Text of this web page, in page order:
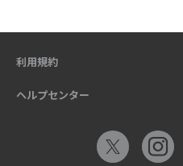
利用規約
ヘルプセンター